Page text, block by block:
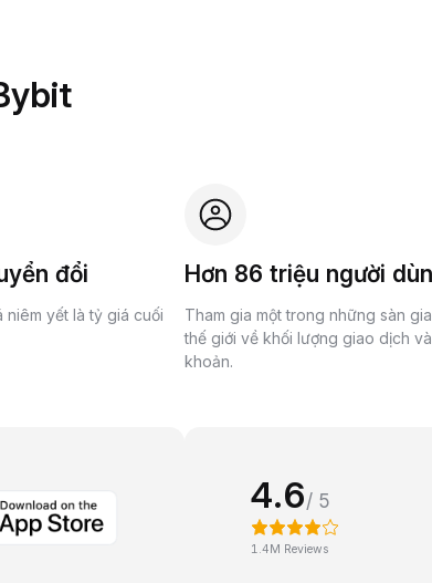
đổi
yết là tỷ giá cuối
Hơn 86 triệu người
Tham gia một trong những sàn
thế giới về khối lượng giao dịch
khoản.
4.6/ 5
1.4M Reviews